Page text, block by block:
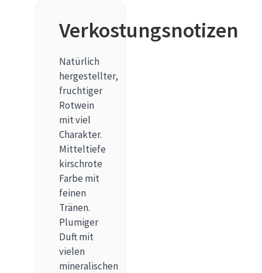
Verkostungsnotizen
Natürlich
hergestellter,
fruchtiger
Rotwein
mit viel
Charakter.
Mitteltiefe
kirschrote
Farbe mit
feinen
Tränen.
Plumiger
Duft mit
vielen
mineralischen